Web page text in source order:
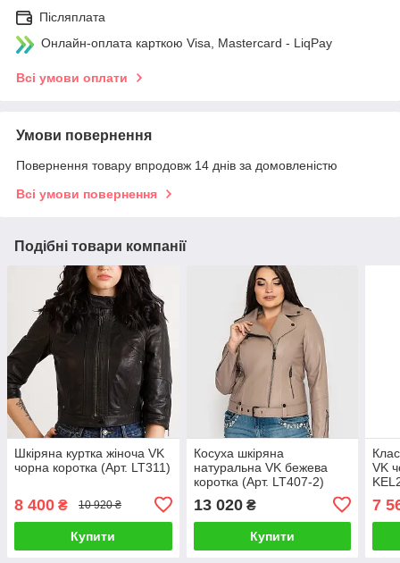
Післяплата
Онлайн-оплата карткою Visa, Mastercard - LiqPay
Всі умови оплати
Умови повернення
Повернення товару впродовж 14 днів за домовленістю
Всі умови повернення
Подібні товари компанії
Шкіряна куртка жіноча VK
чорна коротка (Арт. LT311)
8 400 ₴ 10 920 ₴
Купити
Косуха шкіряна
натуральна VK бежева
коротка (Арт. LT407-2)
13 020₴
Купити
VK
7